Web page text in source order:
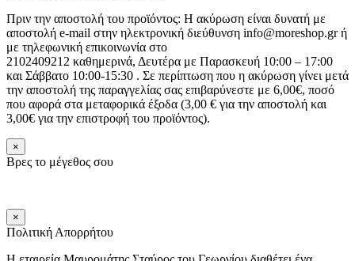
Πριν την αποστολή του προϊόντος: Η ακύρωση είναι δυνατή με
αποστολή e-mail στην ηλεκτρονική διεύθυνση info@moreshop.gr ή
με τηλεφωνική επικοινωνία στο
2102409212 καθημερινά, Δευτέρα με Παρασκευή 10:00 – 17:00
και Σάββατο 10:00-15:30 . Σε περίπτωση που η ακύρωση γίνει μετά
την αποστολή της παραγγελίας σας επιβαρύνεστε με 6,00€, ποσό
που αφορά στα μεταφορικά έξοδα (3,00 € για την αποστολή και
3,00€ για την επιστροφή του προϊόντος).
×
Βρες το μέγεθος σου
×
Πολιτική Απορρήτου